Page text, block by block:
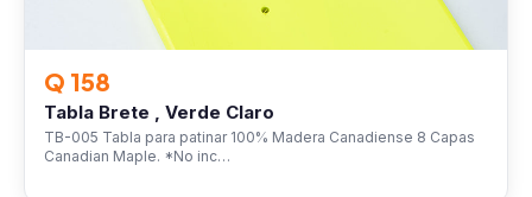
Q 158
Tabla Brete , Verde Claro
TB-005 Tabla para patinar 100% Madera Canadiense 8 Capas
Canadian Maple. *No inc…